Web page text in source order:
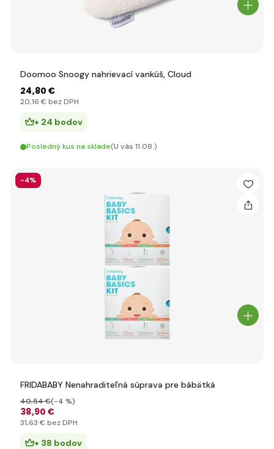
Doomoo Snoogy nahrievací vankúš, Cloud
24,80 €
20,16 € bez DPH
+ 24 bodov
Posledný kus na sklade(U vás 11.08.)
-4%
FRIDABABY Nenahraditeľná súprava pre bábätká
38,90 €
40,54 €(-4 %)
31,63 € bez DPH
+ 38 bodov